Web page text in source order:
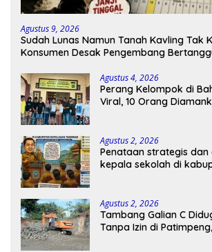
Agustus 9, 2026
Sudah Lunas Namun Tanah Kavling Tak
Konsumen Desak Pengembang
Agustus 4, 2026
Perang Kelompok di
Viral, 10 Orang
Agustus 2, 2026
Penataan strategis
kepala sekolah di
Agustus 2, 2026
Tambang Galian C
Tanpa Izin di